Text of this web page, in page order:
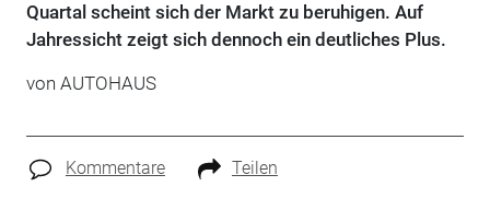
Quartal scheint sich der Markt zu beruhigen. Auf
Jahressicht zeigt sich dennoch ein deutliches Plus.
von AUTOHAUS
Kommentare Teilen